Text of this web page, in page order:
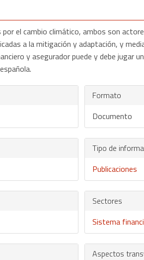
el cambio climático, ambos son
a la mitigación y adaptación, y
y asegurador puede y debe jugar
Formato
Documento
Tipo de
Publicaciones
Sectores
Sistema
Aspectos